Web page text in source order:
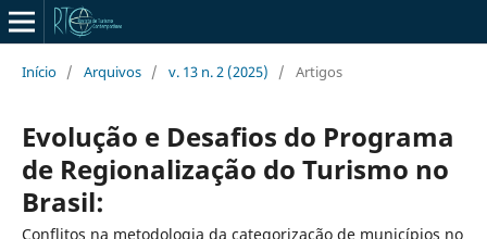
Início / Arquivos / v. 13 n. 2 (2025) / Artigos
Evolução e Desafios do Programa
de Regionalização do Turismo no
Brasil:
Conflitos na metodologia da categorização de municípios no